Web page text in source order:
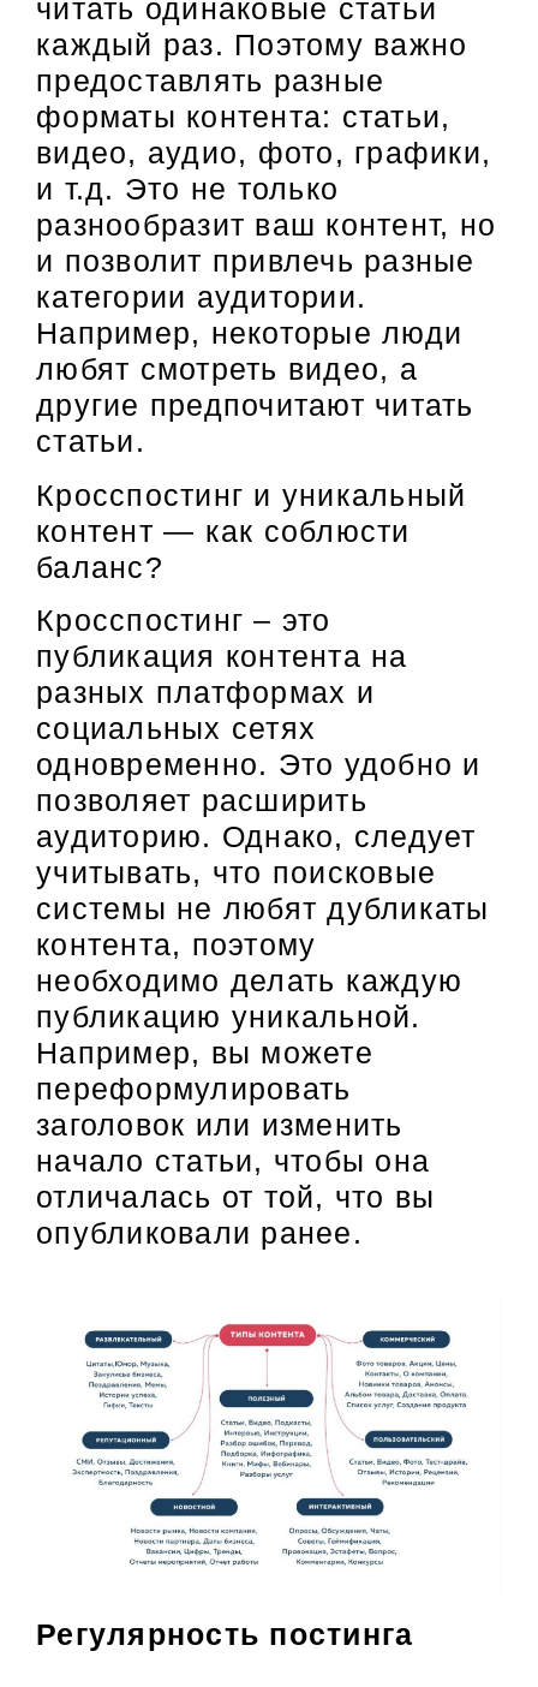
читать одинаковые статьи
каждый раз. Поэтому важно
предоставлять разные
форматы контента: статьи,
видео, аудио, фото, графики,
и т.д. Это не только
разнообразит ваш контент, но
и позволит привлечь разные
категории аудитории.
Например, некоторые люди
любят смотреть видео, а
другие предпочитают читать
статьи.
Кросспостинг и уникальный
контент — как соблюсти
баланс?
Кросспостинг – это
публикация контента на
разных платформах и
социальных сетях
одновременно. Это удобно и
позволяет расширить
аудиторию. Однако, следует
учитывать, что поисковые
системы не любят дубликаты
контента, поэтому
необходимо делать каждую
публикацию уникальной.
Например, вы можете
переформулировать
заголовок или изменить
начало статьи, чтобы она
отличалась от той, что вы
опубликовали ранее.
Регулярность постинга